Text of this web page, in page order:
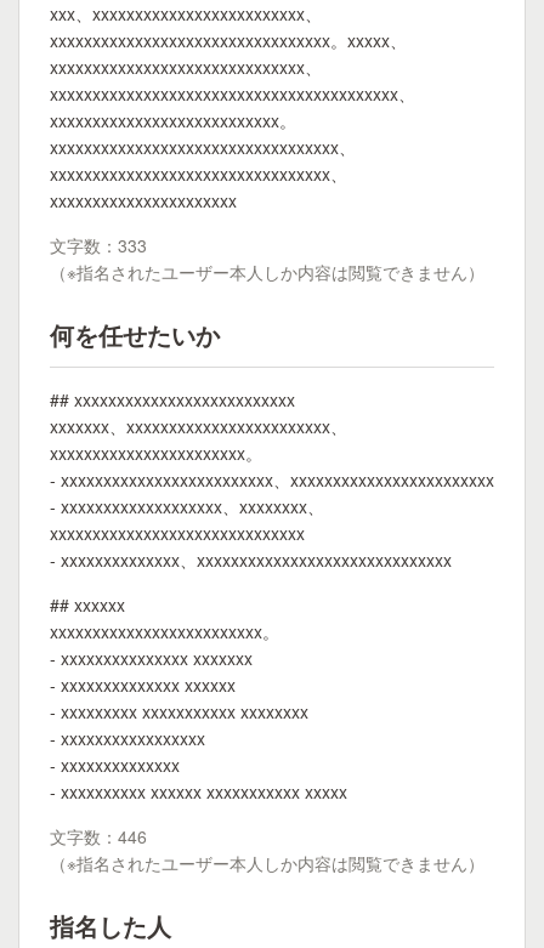
xxx、xxxxxxxxxxxxxxxxxxxxxxxxx、
xxxxxxxxxxxxxxxxxxxxxxxxxxxxxxxxx。xxxxx、
xxxxxxxxxxxxxxxxxxxxxxxxxxxxxx、
xxxxxxxxxxxxxxxxxxxxxxxxxxxxxxxxxxxxxxxxx、
xxxxxxxxxxxxxxxxxxxxxxxxxxx。
xxxxxxxxxxxxxxxxxxxxxxxxxxxxxxxxxx、
xxxxxxxxxxxxxxxxxxxxxxxxxxxxxxxxx、
xxxxxxxxxxxxxxxxxxxxxx
文字数：333
（※指名されたユーザー本人しか内容は閲覧できません）
何を任せたいか
## xxxxxxxxxxxxxxxxxxxxxxxxxx
xxxxxxx、xxxxxxxxxxxxxxxxxxxxxxxx、
xxxxxxxxxxxxxxxxxxxxxxx。
- xxxxxxxxxxxxxxxxxxxxxxxxx、xxxxxxxxxxxxxxxxxxxxxxxx
- xxxxxxxxxxxxxxxxxxx、xxxxxxxx、
xxxxxxxxxxxxxxxxxxxxxxxxxxxxxx
- xxxxxxxxxxxxxx、xxxxxxxxxxxxxxxxxxxxxxxxxxxxxx
## xxxxxx
xxxxxxxxxxxxxxxxxxxxxxxxx。
- xxxxxxxxxxxxxxx xxxxxxx
- xxxxxxxxxxxxxx xxxxxx
- xxxxxxxxx xxxxxxxxxxx xxxxxxxx
- xxxxxxxxxxxxxxxxx
- xxxxxxxxxxxxxx
- xxxxxxxxxx xxxxxx xxxxxxxxxxx xxxxx
文字数：446
（※指名されたユーザー本人しか内容は閲覧できません）
指名した人